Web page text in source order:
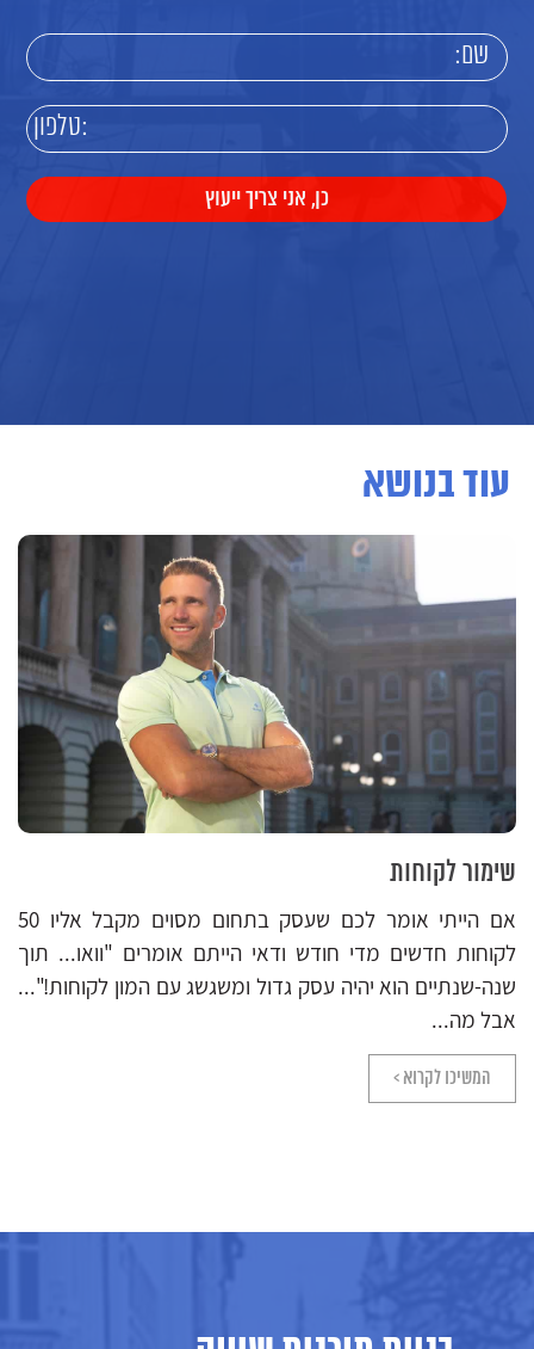
עוד בנושא
שימור לקוחות
אם הייתי אומר לכם שעסק בתחום מסוים מקבל אליו 50
לקוחות חדשים מדי חודש ודאי הייתם אומרים "וואו... תוך
שנה-שנתיים הוא יהיה עסק גדול ומשגשג עם המון לקוחות!"...
אבל מה...
המשיכו לקרוא >